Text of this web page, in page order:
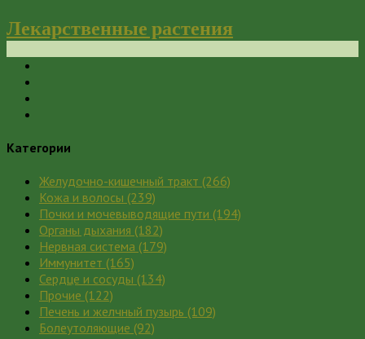
Лекарственные растения
Категории
Желудочно-кишечный тракт (266)
Кожа и волосы (239)
Почки и мочевыводящие пути (194)
Органы дыхания (182)
Нервная система (179)
Иммунитет (165)
Сердце и сосуды (134)
Прочие (122)
Печень и желчный пузырь (109)
Болеутоляющие (92)